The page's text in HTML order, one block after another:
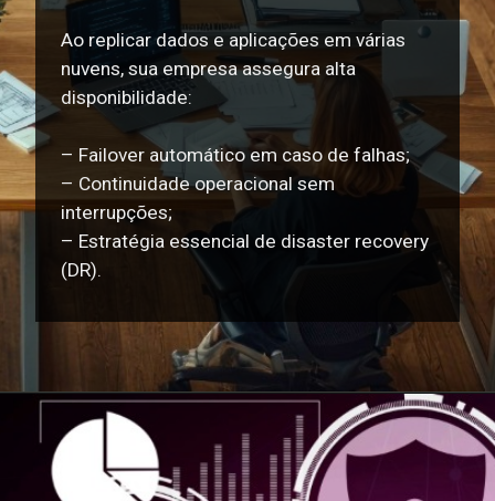
Ao replicar dados e aplicações em várias
nuvens, sua empresa assegura alta
disponibilidade:
– Failover automático em caso de falhas;
– Continuidade operacional sem
interrupções;
– Estratégia essencial de disaster recovery
(DR).